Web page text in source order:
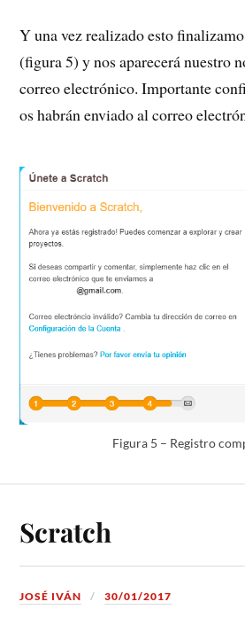
Y una vez realizado esto
(figura 5) y nos aparecerá nuestro
correo electrónico. Importante
os habrán enviado al correo
Figura 5 – Registro
Scratch
JOSÉ IVÁN 30/01/2017